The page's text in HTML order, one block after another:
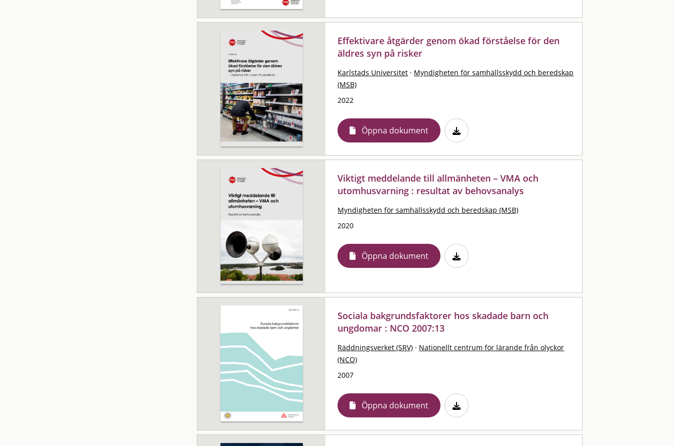
Effektivare åtgärder genom ökad förståelse för den
äldres syn på risker
Karlstads Universitet · Myndigheten för samhällsskydd och beredskap
(MSB)
2022
Öppna dokument
Viktigt meddelande till allmänheten – VMA och
utomhusvarning : resultat av behovsanalys
Myndigheten för samhällsskydd och beredskap (MSB)
2020
Öppna dokument
Sociala bakgrundsfaktorer hos skadade barn och
ungdomar : NCO 2007:13
Räddningsverket (SRV) · Nationellt centrum för lärande från olyckor
(NCO)
2007
Öppna dokument